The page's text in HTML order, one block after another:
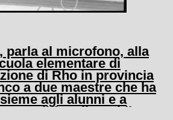
parla al microfono, alla
elementare di
di Rho in provincia
a due maestre che ha
agli alunni e a
con il fratello Egidio